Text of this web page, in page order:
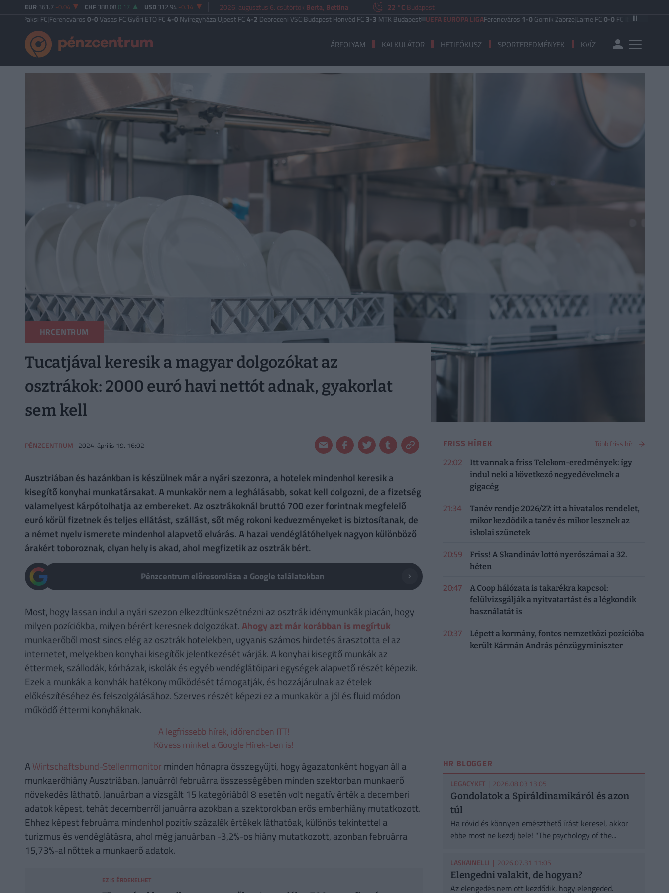
EUR 361.7 -0.04 CHF 388.08 0.17 USD 312.94 -0.14 2026. augusztus 6. csütörtök Berta, Bettina 22 °C Budapest
|Ferencváros0-0Vasas FC|Győri ETO FC 4-0Nyíregyháza|Újpest FC4-2Debreceni VSC|Budapest Honvéd FC3-3MTK Budapest UEFA EURÓPA LIGAFerencváros1-0Gornik Zabrze|Larne FC0-0FC Iberia 1999|
ÁRFOLYAM KALKULÁTOR HETIFÓKUSZ SPORTEREDMÉNYEK KVÍZ
HRCENTRUM
Tucatjával keresik a magyar dolgozókat az
osztrákok: 2000 euró havi nettót adnak, gyakorlat
sem kell
PÉNZCENTRUM 2024. április 19. 16:02
Ausztriában és hazánkban is készülnek már a nyári szezonra, a hotelek mindenhol keresik a
kisegítő konyhai munkatársakat. A munkakör nem a leghálásabb, sokat kell dolgozni, de a fizetség
valamelyest kárpótolhatja az embereket. Az osztrákoknál bruttó 700 ezer forintnak megfelelő
euró körül fizetnek és teljes ellátást, szállást, sőt még rokoni kedvezményeket is biztosítanak, de
a német nyelv ismerete mindenhol alapvető elvárás. A hazai vendéglátóhelyek nagyon különböző
árakért toboroznak, olyan hely is akad, ahol megfizetik az osztrák bért.
Pénzcentrum előresorolása a Google találatokban
Most, hogy lassan indul a nyári szezon elkezdtünk szétnézni az osztrák idénymunkák piacán, hogy
milyen pozíciókba, milyen bérért keresnek dolgozókat.Ahogy azt már korábban is megírtuk
munkaerőből most sincs elég az osztrák hotelekben, ugyanis számos hirdetés árasztotta el az
internetet, melyekben konyhai kisegítők jelentkezését várják. A konyhai kisegítő munkák az
éttermek, szállodák, kórházak, iskolák és egyéb vendéglátóipari egységek alapvető részét képezik.
Ezek a munkák a konyhák hatékony működését támogatják, és hozzájárulnak az ételek
előkészítéséhez és felszolgálásához. Szerves részét képezi ez a munkakör a jól és fluid módon
működő éttermi konyháknak.
A legfrissebb hírek, időrendben ITT!
Kövess minket a Google Hírek-ben is!
AWirtschaftsbund-Stellenmonitor minden hónapra összegyűjti, hogy ágazatonként hogyan áll a
munkaerőhiány Ausztriában. Januárról februárra összességében minden szektorban munkaerő
növekedés látható. Januárban a vizsgált 15 kategóriából 8 esetén volt negatív érték a decemberi
adatok képest, tehát decemberről januárra azokban a szektorokban erős emberhiány mutatkozott.
Ehhez képest februárra mindenhol pozitív százalék értékek láthatóak, különös tekintettel a
turizmus és vendéglátásra, ahol még januárban -3,2%-os hiány mutatkozott, azonban februárra
15,73%-al nőttek a munkaerő adatok.
EZ IS ÉRDEKELHET
FRISS HÍREK Több friss hír
22:02
Itt vannak a friss Telekom-eredmények: így
indul neki a következő negyedéveknek a
gigacég
21:34
Tanév rendje 2026/27: itt a hivatalos rendelet,
mikor kezdődik a tanév és mikor lesznek az
iskolai szünetek
20:59
Friss! A Skandináv lottó nyerőszámai a 32.
héten
20:47
A Coop hálózata is takarékra kapcsol:
felülvizsgálják a nyitvatartást és a légkondik
használatát is
20:37
Lépett a kormány, fontos nemzetközi pozícióba
került Kármán András pénzügyminiszter
HR BLOGGER
LEGACYKFT| 2026.08.03 13:05
Gondolatok a Spiráldinamikáról és azon
túl
Ha rövid és könnyen emészthető írást keresel, akkor
ebbe most ne kezdj bele! "The psychology of the...
LASKAINELLI | 2026.07.31 11:05
Elengedni valakit, de hogyan?
Az elengedés nem ott kezdődik, hogy elengeded.